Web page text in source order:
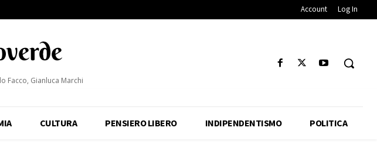
Account Log In
Facco, Gianluca Marchi
CULTURA PENSIERO LIBERO INDIPENDENTISMO POLITICA